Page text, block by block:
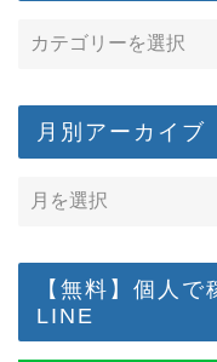
月別アーカイブ
【無料】個人
LINE